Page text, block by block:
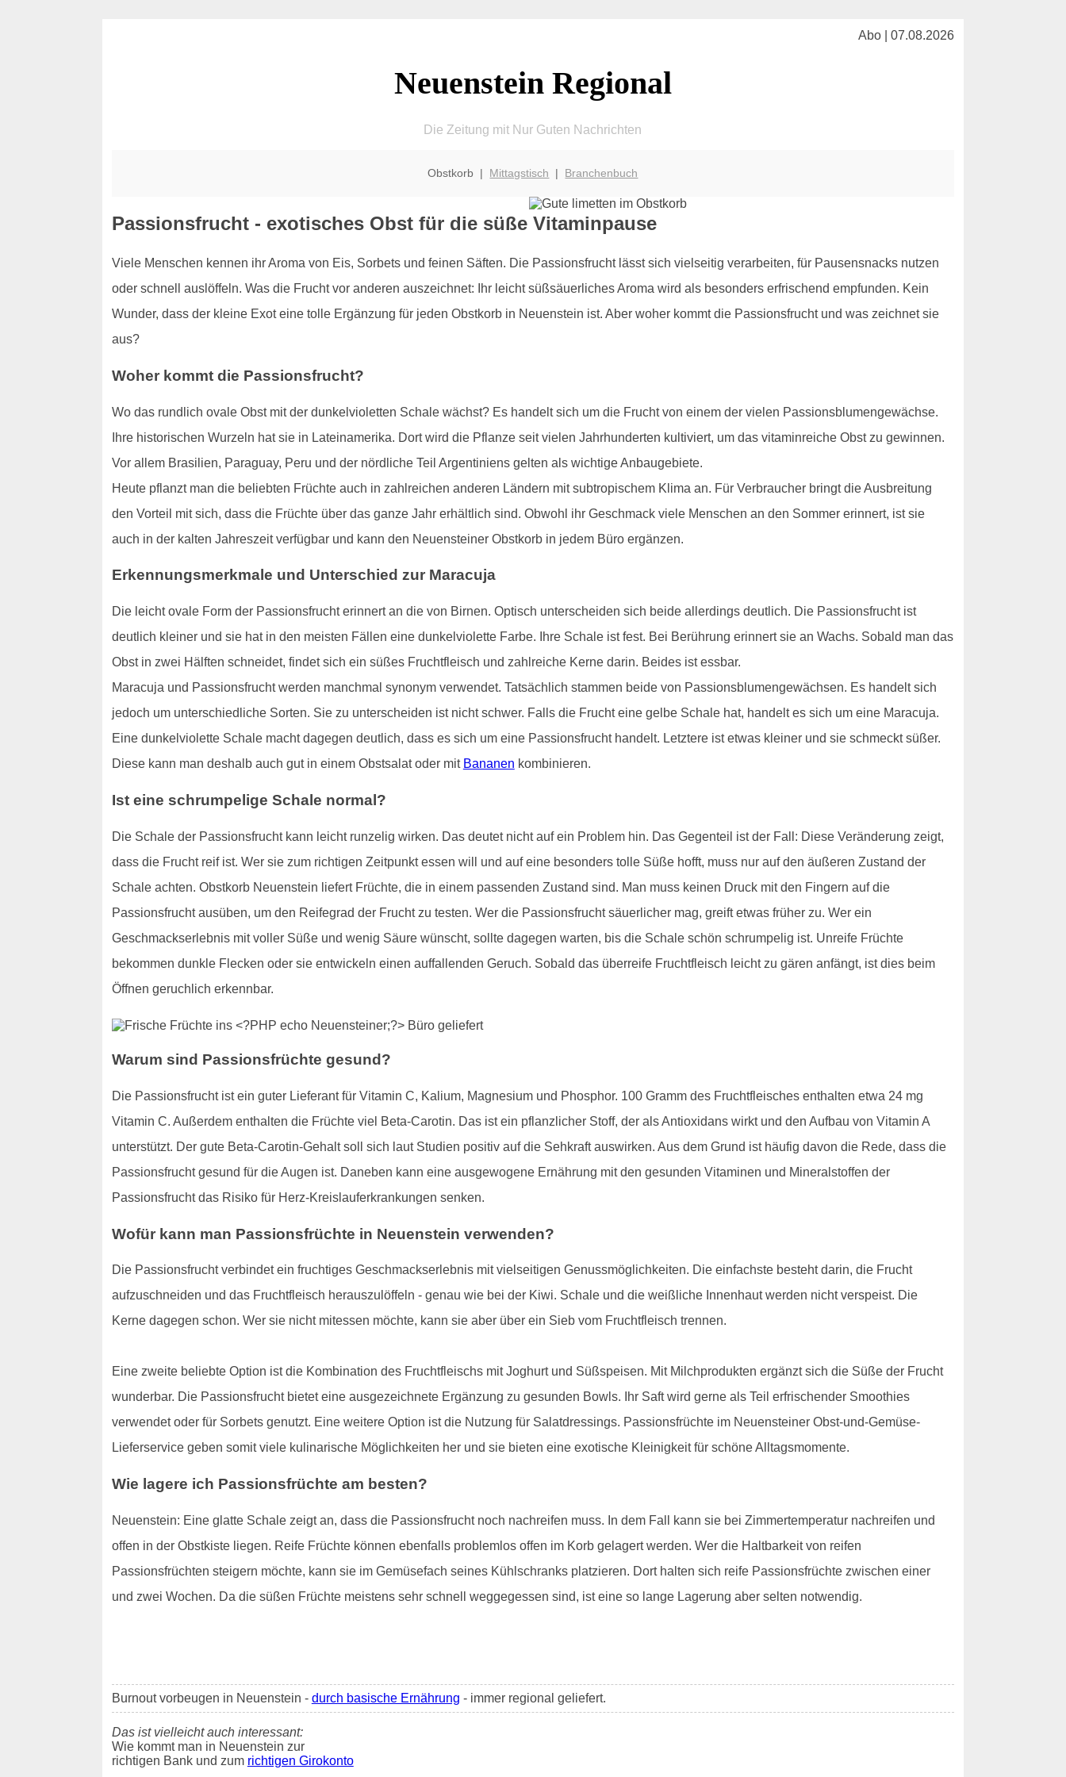
Abo | 07.08.2026
Neuenstein Regional
Die Zeitung mit Nur Guten Nachrichten
Obstkorb | Mittagstisch | Branchenbuch
Passionsfrucht - exotisches Obst für die süße Vitaminpause
Viele Menschen kennen ihr Aroma von Eis, Sorbets und feinen Säften. Die Passionsfrucht lässt sich vielseitig verarbeiten, für Pausensnacks nutzen
oder schnell auslöffeln. Was die Frucht vor anderen auszeichnet: Ihr leicht süßsäuerliches Aroma wird als besonders erfrischend empfunden. Kein
Wunder, dass der kleine Exot eine tolle Ergänzung für jeden Obstkorb in Neuenstein ist. Aber woher kommt die Passionsfrucht und was zeichnet sie
aus?
Woher kommt die Passionsfrucht?
Wo das rundlich ovale Obst mit der dunkelvioletten Schale wächst? Es handelt sich um die Frucht von einem der vielen Passionsblumengewächse.
Ihre historischen Wurzeln hat sie in Lateinamerika. Dort wird die Pflanze seit vielen Jahrhunderten kultiviert, um das vitaminreiche Obst zu gewinnen.
Vor allem Brasilien, Paraguay, Peru und der nördliche Teil Argentiniens gelten als wichtige Anbaugebiete.
Heute pflanzt man die beliebten Früchte auch in zahlreichen anderen Ländern mit subtropischem Klima an. Für Verbraucher bringt die Ausbreitung
den Vorteil mit sich, dass die Früchte über das ganze Jahr erhältlich sind. Obwohl ihr Geschmack viele Menschen an den Sommer erinnert, ist sie
auch in der kalten Jahreszeit verfügbar und kann den Neuensteiner Obstkorb in jedem Büro ergänzen.
Erkennungsmerkmale und Unterschied zur Maracuja
Die leicht ovale Form der Passionsfrucht erinnert an die von Birnen. Optisch unterscheiden sich beide allerdings deutlich. Die Passionsfrucht ist
deutlich kleiner und sie hat in den meisten Fällen eine dunkelviolette Farbe. Ihre Schale ist fest. Bei Berührung erinnert sie an Wachs. Sobald man das
Obst in zwei Hälften schneidet, findet sich ein süßes Fruchtfleisch und zahlreiche Kerne darin. Beides ist essbar.
Maracuja und Passionsfrucht werden manchmal synonym verwendet. Tatsächlich stammen beide von Passionsblumengewächsen. Es handelt sich
jedoch um unterschiedliche Sorten. Sie zu unterscheiden ist nicht schwer. Falls die Frucht eine gelbe Schale hat, handelt es sich um eine Maracuja.
Eine dunkelviolette Schale macht dagegen deutlich, dass es sich um eine Passionsfrucht handelt. Letztere ist etwas kleiner und sie schmeckt süßer.
Diese kann man deshalb auch gut in einem Obstsalat oder mit Bananen kombinieren.
Ist eine schrumpelige Schale normal?
Die Schale der Passionsfrucht kann leicht runzelig wirken. Das deutet nicht auf ein Problem hin. Das Gegenteil ist der Fall: Diese Veränderung zeigt,
dass die Frucht reif ist. Wer sie zum richtigen Zeitpunkt essen will und auf eine besonders tolle Süße hofft, muss nur auf den äußeren Zustand der
Schale achten. Obstkorb Neuenstein liefert Früchte, die in einem passenden Zustand sind. Man muss keinen Druck mit den Fingern auf die
Passionsfrucht ausüben, um den Reifegrad der Frucht zu testen. Wer die Passionsfrucht säuerlicher mag, greift etwas früher zu. Wer ein
Geschmackserlebnis mit voller Süße und wenig Säure wünscht, sollte dagegen warten, bis die Schale schön schrumpelig ist. Unreife Früchte
bekommen dunkle Flecken oder sie entwickeln einen auffallenden Geruch. Sobald das überreife Fruchtfleisch leicht zu gären anfängt, ist dies beim
Öffnen geruchlich erkennbar.
Warum sind Passionsfrüchte gesund?
Die Passionsfrucht ist ein guter Lieferant für Vitamin C, Kalium, Magnesium und Phosphor. 100 Gramm des Fruchtfleisches enthalten etwa 24 mg
Vitamin C. Außerdem enthalten die Früchte viel Beta-Carotin. Das ist ein pflanzlicher Stoff, der als Antioxidans wirkt und den Aufbau von Vitamin A
unterstützt. Der gute Beta-Carotin-Gehalt soll sich laut Studien positiv auf die Sehkraft auswirken. Aus dem Grund ist häufig davon die Rede, dass die
Passionsfrucht gesund für die Augen ist. Daneben kann eine ausgewogene Ernährung mit den gesunden Vitaminen und Mineralstoffen der
Passionsfrucht das Risiko für Herz-Kreislauferkrankungen senken.
Wofür kann man Passionsfrüchte in Neuenstein verwenden?
Die Passionsfrucht verbindet ein fruchtiges Geschmackserlebnis mit vielseitigen Genussmöglichkeiten. Die einfachste besteht darin, die Frucht
aufzuschneiden und das Fruchtfleisch herauszulöffeln - genau wie bei der Kiwi. Schale und die weißliche Innenhaut werden nicht verspeist. Die
Kerne dagegen schon. Wer sie nicht mitessen möchte, kann sie aber über ein Sieb vom Fruchtfleisch trennen.
Eine zweite beliebte Option ist die Kombination des Fruchtfleischs mit Joghurt und Süßspeisen. Mit Milchprodukten ergänzt sich die Süße der Frucht
wunderbar. Die Passionsfrucht bietet eine ausgezeichnete Ergänzung zu gesunden Bowls. Ihr Saft wird gerne als Teil erfrischender Smoothies
verwendet oder für Sorbets genutzt. Eine weitere Option ist die Nutzung für Salatdressings. Passionsfrüchte im Neuensteiner Obst-und-Gemüse-
Lieferservice geben somit viele kulinarische Möglichkeiten her und sie bieten eine exotische Kleinigkeit für schöne Alltagsmomente.
Wie lagere ich Passionsfrüchte am besten?
Neuenstein: Eine glatte Schale zeigt an, dass die Passionsfrucht noch nachreifen muss. In dem Fall kann sie bei Zimmertemperatur nachreifen und
offen in der Obstkiste liegen. Reife Früchte können ebenfalls problemlos offen im Korb gelagert werden. Wer die Haltbarkeit von reifen
Passionsfrüchten steigern möchte, kann sie im Gemüsefach seines Kühlschranks platzieren. Dort halten sich reife Passionsfrüchte zwischen einer
und zwei Wochen. Da die süßen Früchte meistens sehr schnell weggegessen sind, ist eine so lange Lagerung aber selten notwendig.
Burnout vorbeugen in Neuenstein - durch basische Ernährung - immer regional geliefert.
Das ist vielleicht auch interessant:
Wie kommt man in Neuenstein zur
richtigen Bank und zum richtigen Girokonto